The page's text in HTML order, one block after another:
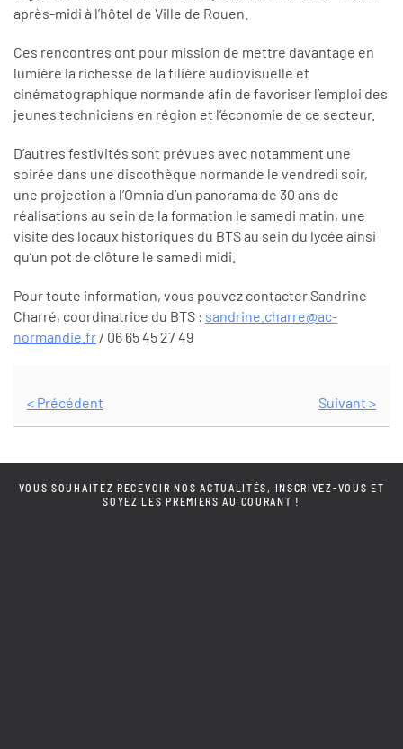
après-midi à l’hôtel de Ville de Rouen.
Ces rencontres ont pour mission de mettre davantage en
lumière la richesse de la filière audiovisuelle et
cinématographique normande afin de favoriser l’emploi des
jeunes techniciens en région et l’économie de ce secteur.
D’autres festivités sont prévues avec notamment une
soirée dans une discothèque normande le vendredi soir,
une projection à l’Omnia d’un panorama de 30 ans de
réalisations au sein de la formation le samedi matin, une
visite des locaux historiques du BTS au sein du lycée ainsi
qu’un pot de clôture le samedi midi.
Pour toute information, vous pouvez contacter Sandrine
Charré, coordinatrice du BTS : sandrine.charre@ac-
normandie.fr / 06 65 45 27 49
< Précédent Suivant >
VOUS SOUHAITEZ RECEVOIR NOS ACTUALITÉS, INSCRIVEZ-VOUS ET
SOYEZ LES PREMIERS AU COURANT !